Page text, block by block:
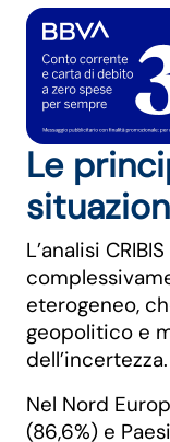
Le
L’analisi
eterogeneo,
geopolitico e
dell’incertezza.
Nel Nord
(86,6%) e